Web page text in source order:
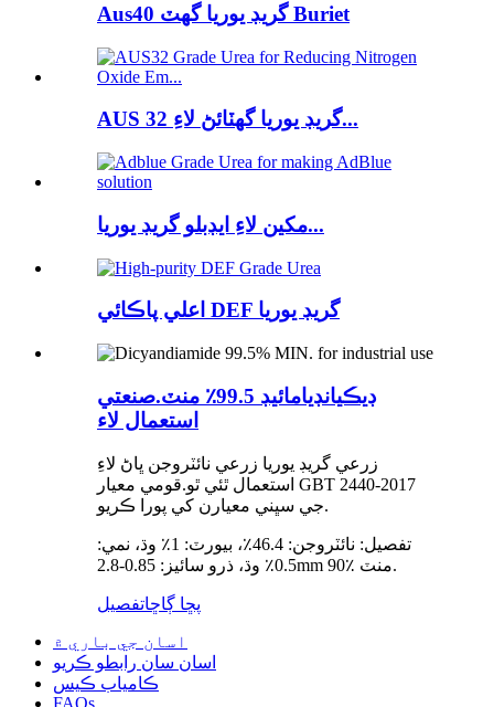
Aus40 گريڊ يوريا گھٽ Buriet
AUS 32 گريڊ يوريا گھٽائڻ لاءِ...
مکين لاءِ ايڊبلو گريڊ يوريا...
اعلي پاڪائي DEF گريڊ يوريا
ڊيڪيانڊيامائيڊ 99.5٪ منٽ.صنعتي
استعمال لاء
زرعي گريڊ يوريا زرعي نائٽروجن ڀاڻ لاءِ
استعمال ٿئي ٿو.قومي معيار GBT 2440-2017
جي سڀني معيارن کي پورا ڪريو.
تفصيل: نائٽروجن: 46.4٪، بيورٽ: 1٪ وڌ، نمي:
0.5٪ وڌ، ذرو سائيز: 0.85-2.8mm 90٪ منٽ.
پڇا ڳاڇاتفصيل
اسان جي باري ۾
اسان سان رابطو ڪريو
ڪامياب ڪيس